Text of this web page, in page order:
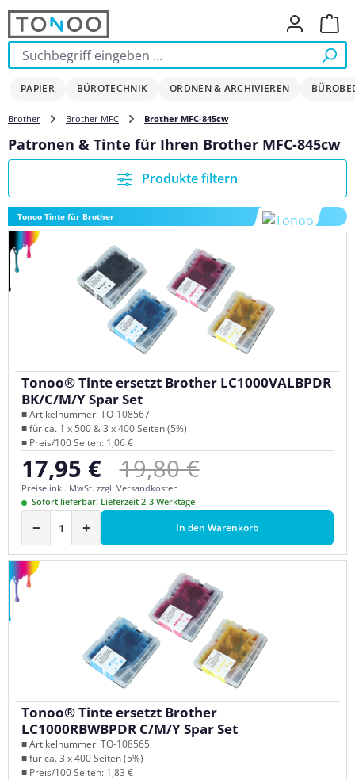
Zum Hauptinhalt springen
PAPIER BÜROTECHNIK ORDNEN & ARCHIVIEREN
Brother Brother MFC Brother MFC-845cw
Patronen & Tinte für Ihren Brother MFC-845cw
Produkte filtern
Tonoo Tinte für Brother
Tonoo® Tinte ersetzt Brother LC1000VALBPDR
BK/C/M/Y Spar Set
■ Artikelnummer: TO-108567
■ für ca. 1 x 500 & 3 x 400 Seiten (5%)
■ Preis/100 Seiten: 1,06 €
Verkaufspreis:
17,95 € Regulärer Preis:
19,80 €
Preise inkl. MwSt. zzgl. Versandkosten
Sofort lieferbar! Lieferzeit 2-3 Werktage
− + In den Warenkorb
Tonoo® Tinte ersetzt Brother
LC1000RBWBPDR C/M/Y Spar Set
■ Artikelnummer: TO-108565
■ für ca. 3 x 400 Seiten (5%)
■ Preis/100 Seiten: 1,83 €